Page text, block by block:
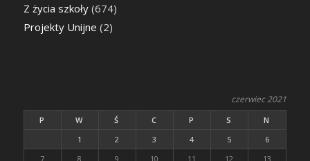
Z życia szkoły(674)
Projekty Unijne (2)
czerwiec 2021
P W Ś C P S
N
1
2 3 4 5
6
7
8 9 10 11 12 13